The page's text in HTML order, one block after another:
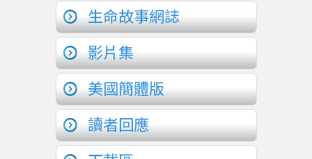
生命故事網誌
影片集
美國簡體版
讀者回應